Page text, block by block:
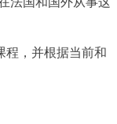
程，并根据当前和